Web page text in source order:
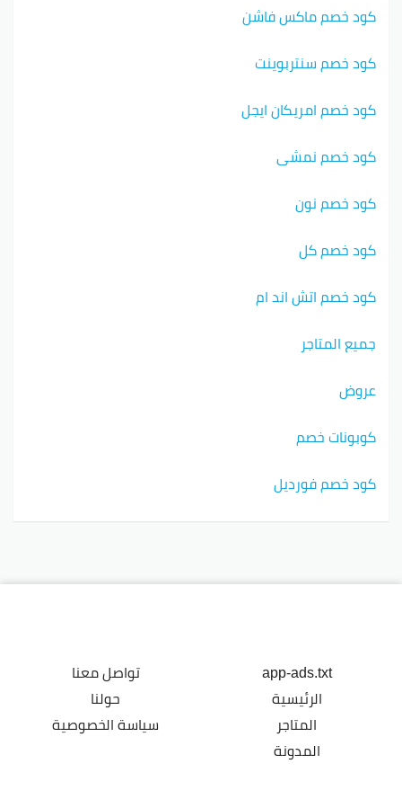
كود خصم ماكس فاشن
كود خصم سنتربوينت
كود خصم امريكان ايجل
كود خصم نمشي
كود خصم نون
كود خصم كل
كود خصم اتش اند ام
جميع المتاجر
عروض
كوبونات خصم
كود خصم فورديل
app-ads.txt
الرئيسية
المتاجر
المدونة
تواصل معنا
حولنا
سياسة الخصوصية